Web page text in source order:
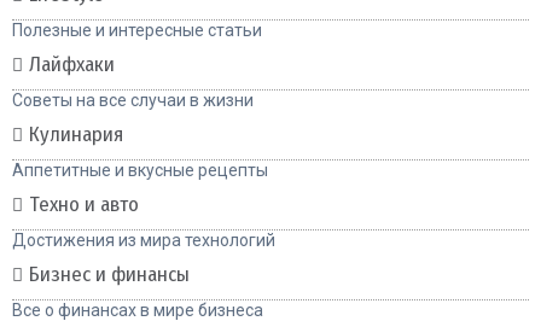
Полезные и интересные статьи
Лайфхаки
Советы на все случаи в жизни
Кулинария
Аппетитные и вкусные рецепты
Техно и авто
Достижения из мира технологий
Бизнес и финансы
Все о финансах в мире бизнеса